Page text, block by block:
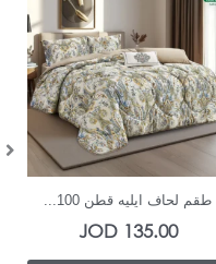
In Stock
طقم لحاف ايليه قطن 100...
135.00
JOD